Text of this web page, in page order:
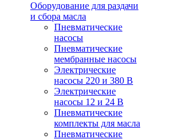
Оборудование для раздачи
и сбора масла
Пневматические
насосы
Пневматические
мембранные насосы
Электрические
насосы 220 и 380 В
Электрические
насосы 12 и 24 В
Пневматические
комплекты для масла
Пневматические